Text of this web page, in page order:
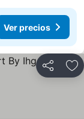
Ver precios
Compartir